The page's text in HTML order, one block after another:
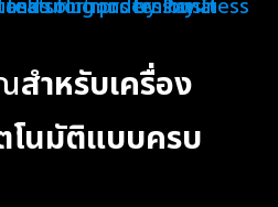
สำหรับเครื่อง
โนมัติแบบครบ